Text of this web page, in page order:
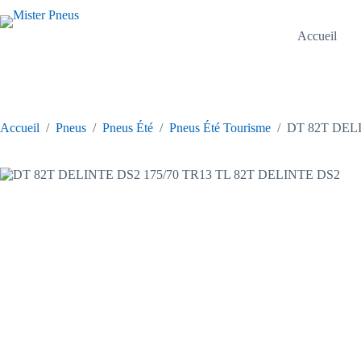
au
Accueil
Accueil / Pneus / Pneus Été / Pneus Été Tourisme / DT 82T